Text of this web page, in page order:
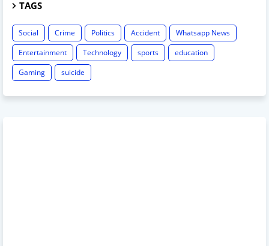
TAGS
Social Crime Politics Accident
Whatsapp News
Entertainment
Technology sports
education
Gaming
suicide